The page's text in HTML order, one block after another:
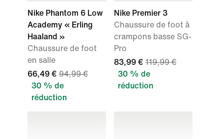
Nike Phantom 6 Low
Academy « Erling
Haaland »
Chaussure de foot
en salle
66,49 € 94,99 €
30 % de
réduction
Nike Premier 3
Chaussure de foot à
crampons basse SG-
Pro
83,99 € 119,99 €
30 % de
réduction